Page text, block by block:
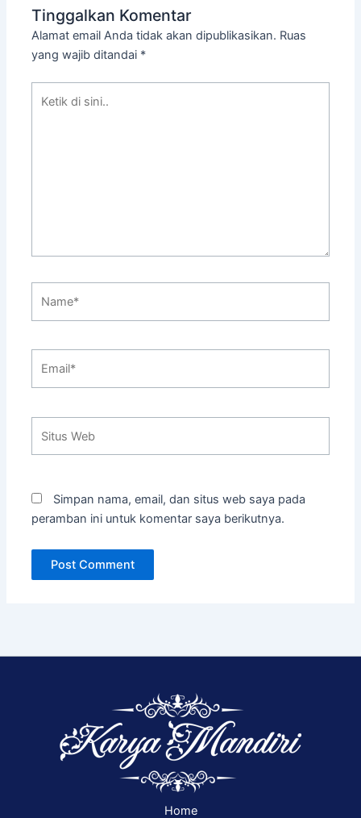
Tinggalkan Komentar
Alamat email Anda tidak akan dipublikasikan. Ruas
yang wajib ditandai *
Web
Simpan nama, email, dan situs web saya pada
peramban ini untuk komentar saya berikutnya.
Home